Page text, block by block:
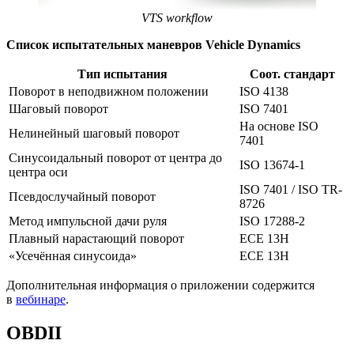
VTS workflow
Список испытательных маневров Vehicle Dynamics
Тип испытания
Соот. стандарт
Поворот в неподвижном положении
ISO 4138
Шаговый поворот
ISO 7401
Нелинейный шаговый поворот
На основе ISO
7401
Синусоидальный поворот от центра до
центра оси
ISO 13674-1
Псевдослучайный поворот
ISO 7401 / ISO TR-
8726
Метод импульсной дачи руля
ISO 17288-2
Плавный нарастающий поворот
ECE 13H
«Усечённая синусоида»
ECE 13H
Дополнительная информация о приложении содержится
в вебинаре.
OBDII